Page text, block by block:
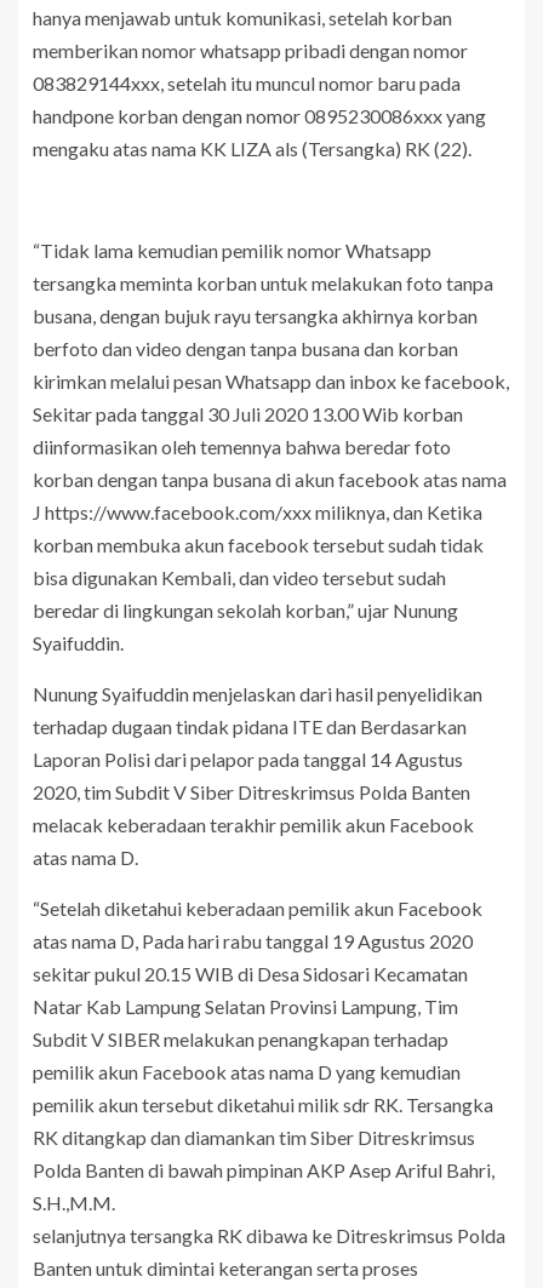
hanya menjawab untuk komunikasi, setelah korban
memberikan nomor whatsapp pribadi dengan nomor
083829144xxx, setelah itu muncul nomor baru pada
handpone korban dengan nomor 0895230086xxx yang
mengaku atas nama KK LIZA als (Tersangka) RK (22).
“Tidak lama kemudian pemilik nomor Whatsapp
tersangka meminta korban untuk melakukan foto tanpa
busana, dengan bujuk rayu tersangka akhirnya korban
berfoto dan video dengan tanpa busana dan korban
kirimkan melalui pesan Whatsapp dan inbox ke facebook,
Sekitar pada tanggal 30 Juli 2020 13.00 Wib korban
diinformasikan oleh temennya bahwa beredar foto
korban dengan tanpa busana di akun facebook atas nama
J https://www.facebook.com/xxx miliknya, dan Ketika
korban membuka akun facebook tersebut sudah tidak
bisa digunakan Kembali, dan video tersebut sudah
beredar di lingkungan sekolah korban,” ujar Nunung
Syaifuddin.
Nunung Syaifuddin menjelaskan dari hasil penyelidikan
terhadap dugaan tindak pidana ITE dan Berdasarkan
Laporan Polisi dari pelapor pada tanggal 14 Agustus
2020, tim Subdit V Siber Ditreskrimsus Polda Banten
melacak keberadaan terakhir pemilik akun Facebook
atas nama D.
“Setelah diketahui keberadaan pemilik akun Facebook
atas nama D, Pada hari rabu tanggal 19 Agustus 2020
sekitar pukul 20.15 WIB di Desa Sidosari Kecamatan
Natar Kab Lampung Selatan Provinsi Lampung, Tim
Subdit V SIBER melakukan penangkapan terhadap
pemilik akun Facebook atas nama D yang kemudian
pemilik akun tersebut diketahui milik sdr RK. Tersangka
RK ditangkap dan diamankan tim Siber Ditreskrimsus
Polda Banten di bawah pimpinan AKP Asep Ariful Bahri,
S.H.,M.M.
selanjutnya tersangka RK dibawa ke Ditreskrimsus Polda
Banten untuk dimintai keterangan serta proses